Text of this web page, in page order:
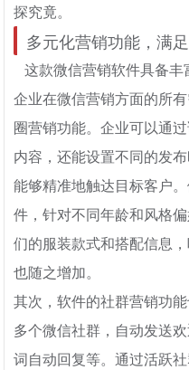
探究竟。
多元化营销功能，满
这款微信营销软件具备
企业在微信营销方面的所
圈营销功能。企业可以通
内容，还能设置不同的发
能够精准地触达目标客户
件，针对不同年龄和风格
们的服装款式和搭配信息
也随之增加。
其次，软件的社群营销功
多个微信社群，自动发送
词自动回复等。通过活跃